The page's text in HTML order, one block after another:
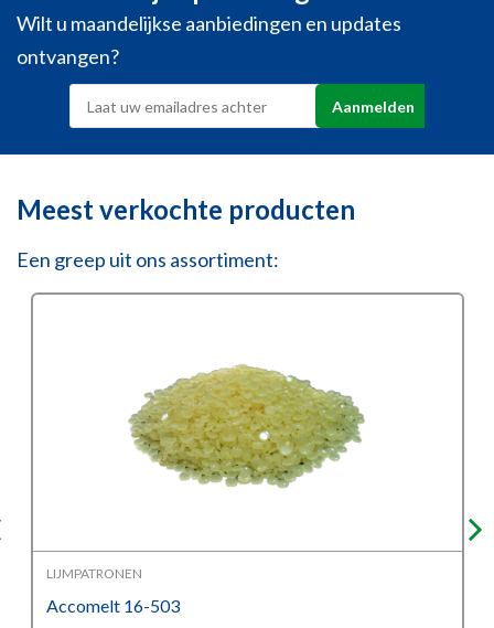
Wilt u maandelijkse aanbiedingen en updates
ontvangen?
Meest verkochte producten
Een greep uit ons assortiment:
LIJMPATRONEN
Accomelt 16-503